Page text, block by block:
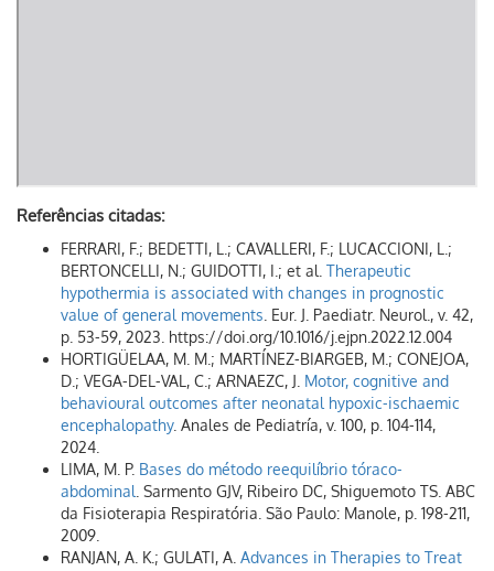
Referências citadas:
FERRARI, F.; BEDETTI, L.; CAVALLERI, F.; LUCACCIONI, L.;
BERTONCELLI, N.; GUIDOTTI, I.; et al. Therapeutic
hypothermia is associated with changes in prognostic
value of general movements . Eur. J. Paediatr. Neurol., v. 42,
p. 53-59, 2023. https://doi.org/10.1016/j.ejpn.2022.12.004
HORTIGÜELAA, M. M.; MARTÍNEZ-BIARGEB, M.; CONEJOA,
D.; VEGA-DEL-VAL, C.; ARNAEZC, J. Motor, cognitive and
behavioural outcomes after neonatal hypoxic-ischaemic
encephalopathy. Anales de Pediatría, v. 100, p. 104-114,
2024.
LIMA, M. P. Bases do método reequilíbrio tóraco-
abdominal . Sarmento GJV, Ribeiro DC, Shiguemoto TS. ABC
da Fisioterapia Respiratória. São Paulo: Manole, p. 198-211,
2009.
RANJAN, A. K.; GULATI, A. Advances in Therapies to Treat